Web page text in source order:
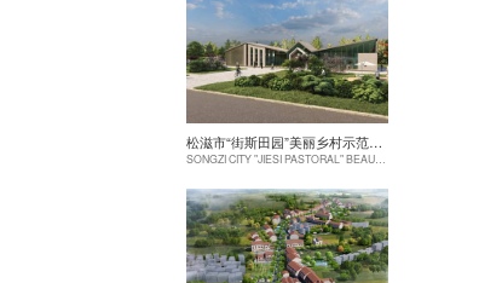
松滋市“街斯田园”美丽乡村示范片建设项目